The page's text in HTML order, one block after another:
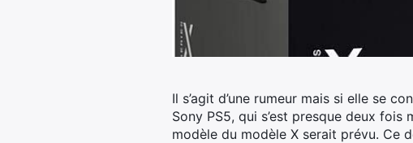
Il s’agit d’une rumeur mais si elle se
Sony PS5, qui s’est presque deux fois
modèle du modèle X serait prévu. Ce